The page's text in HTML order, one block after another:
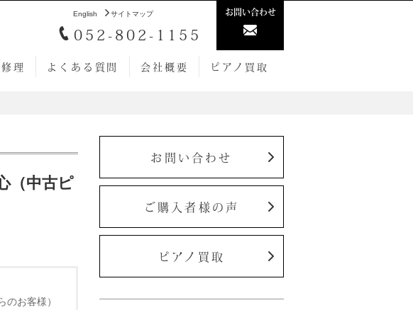
English サイトマップ
052-802-1155
お問い合わせ
理 よくある質問 会社概要 ピアノ買取
（中古ピ
のお客様）
お問い合わせ
ご購入者様の声
ピアノ買取